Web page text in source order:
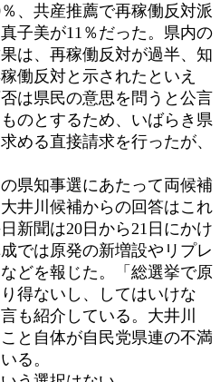
、共産推薦で再稼働反対派
子美が11％だった。県内の
は、再稼働反対が過半、知
働反対と示されたといえ
は県民の意思を問うと公言
のとするため、いばらき県
める直接請求を行ったが、
県知事選にあたって両候補
井川候補からの回答はこれ
新聞は20日から21日にかけ
では原発の新増設やリプレ
どを報じた。「総選挙で原
得ないし、してはいけな
も紹介している。大井川
と自体が自民党県連の不満
る。